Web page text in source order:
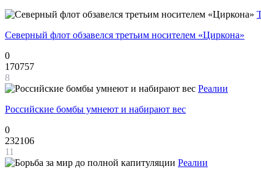
Северный флот обзавелся третьим носителем «Циркона»
0
170757
8
Реалии
Российские бомбы умнеют и набирают вес
0
232106
11
Реалии